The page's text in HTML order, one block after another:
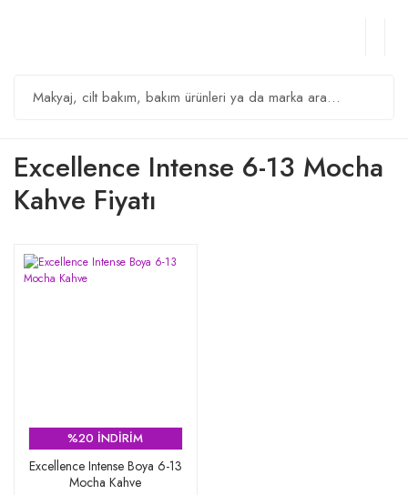
Excellence Intense 6-13 Mocha
Kahve Fiyatı
%20 İNDİRİM
Excellence Intense Boya 6-13
Mocha Kahve